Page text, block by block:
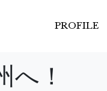
PROFILE
！